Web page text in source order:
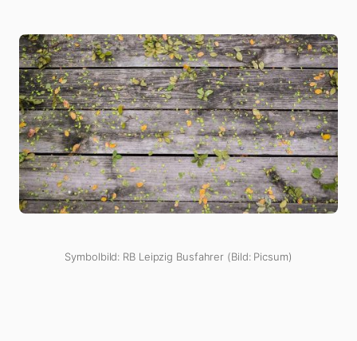
Symbolbild: RB Leipzig Busfahrer (Bild: Picsum)